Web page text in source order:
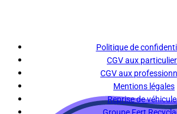
Politique de
CGV aux
CGV aux
Mentions légales
Reprise de